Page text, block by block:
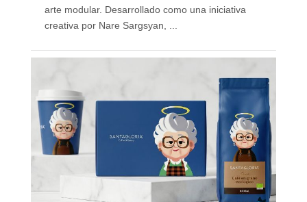
arte modular. Desarrollado como una iniciativa
creativa por Nare Sargsyan, ...